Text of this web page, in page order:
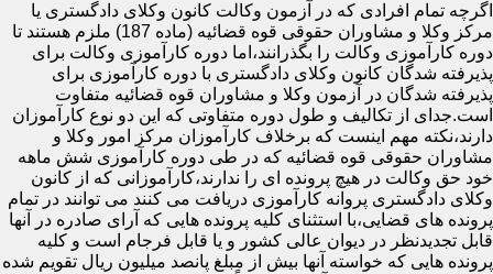
اگرچه تمام افرادی که در آزمون وکالت کانون وکلای دادگستری یا
مرکز وکلا و مشاوران حقوقی قوه قضائیه (ماده 187) ملزم هستند تا
دوره کارآموزی وکالت را بگذرانند،اما دوره کارآموزی وکالت برای
پذیرفته شدگان کانون وکلای دادگستری با دوره کارآموزی برای
پذیرفته شدگان در آزمون وکلا و مشاوران قوه قضائیه متفاوت
است.جدای از تکالیف و طول دوره متفاوتی که این دو نوع کارآموزان
دارند،نکته مهم اینست که برخلاف کارآموزان مرکز امور وکلا و
مشاوران حقوقی قوه قضائیه که در طی دوره کارآموزی شش ماهه
خود حق وکالت در هیچ پرونده ای را ندارند،کارآموزانی که از کانون
وکلای دادگستری پروانه کارآموزی دریافت می کنند می توانند در تمام
پرونده های قضایی،با استثنای کلیه پرونده هایی که آرای صادره در آنها
قابل تجدیدنظر در دیوان عالی کشور و یا قابل فرجام است و کلیه
پرونده هایی که خواسته آنها بیش از مبلغ پانصد میلیون ریال تقویم شده